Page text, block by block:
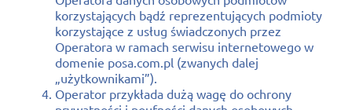
korzystających bądź reprezentujących podmioty
korzystające z usług świadczonych przez
Operatora w ramach serwisu internetowego w
domenie posa.com.pl (zwanych dalej
„użytkownikami”).
Operator przykłada dużą wagę do ochrony